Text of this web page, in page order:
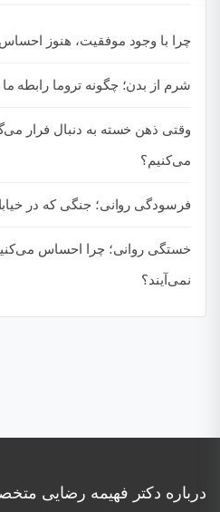
چرا با وجود موفقیت، هنوز
شرم از بدن؛ چگونه تروما رابطه ما
وقتی ذهن خسته به دنبال فرار
می‌کنیم؟
فرسودگی روانی؛ جنگی که در
خستگی روانی؛ چرا احساس
نمی‌آیند؟
درباره دکتر فهیمه رضایی